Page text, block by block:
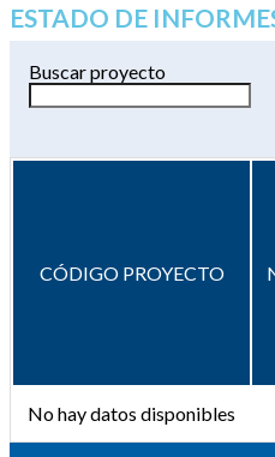
ESTADO DE
Buscar proyecto
CÓDIGO PROYECTO
No hay datos disponibles